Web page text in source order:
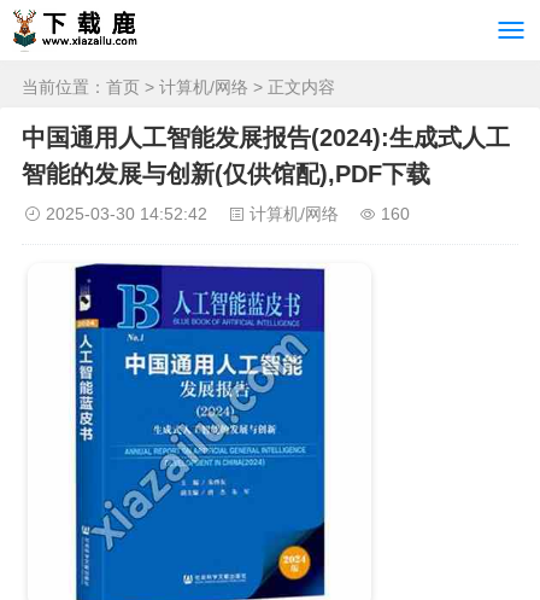
当前位置： 首页 > 计算机/网络 > 正文内容
中国通用人工智能发展报告(2024):生成式人工
智能的发展与创新(仅供馆配),PDF下载
2025-03-30 14:52:42 计算机/网络 160